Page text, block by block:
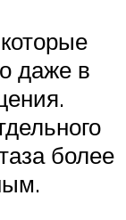
даже в
более